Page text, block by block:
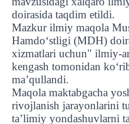
doirasida taqdim etildi.
Mazkur ilmiy maqola
Hamdo‘stligi (MDH)
xizmatlari uchun" ilmiy-
kengash tomonidan
ma’qullandi.
Maqola maktabgacha
rivojlanish jarayonlarini
ta’limiy yondashuvlarni